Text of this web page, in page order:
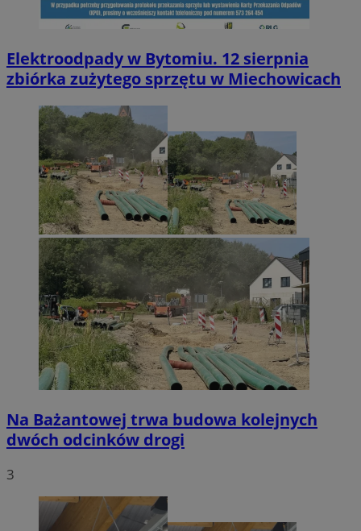
Elektroodpady w Bytomiu. 12 sierpnia
zbiórka zużytego sprzętu w Miechowicach
Na Bażantowej trwa budowa kolejnych
dwóch odcinków drogi
3